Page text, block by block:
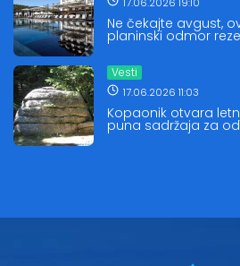
Ne čekajte avgust,
planinski odmor
Vesti
17.06.2026 11:03
Kopaonik otvara
puna sadržaja za